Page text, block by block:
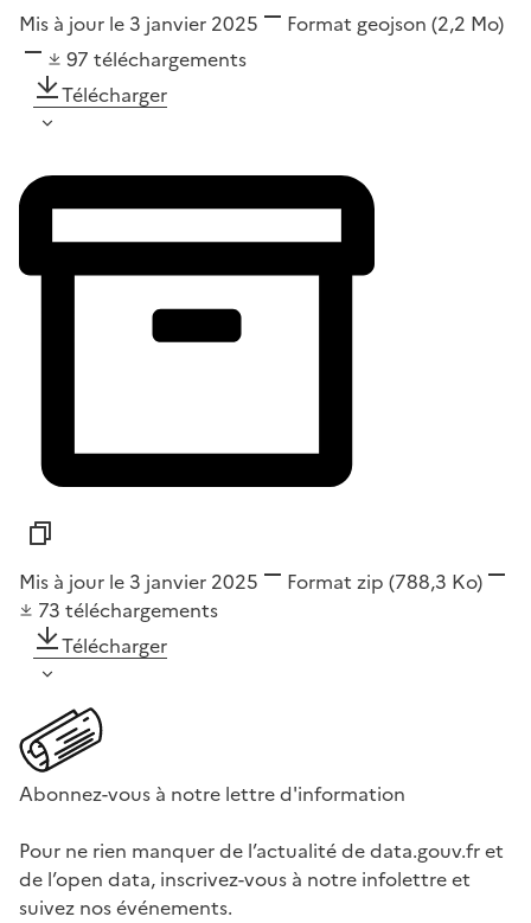
Mis à jour le 3 janvier 2025 Format geojson (2,2 Mo)
97 téléchargements
Télécharger
Mis à jour le 3 janvier 2025 Format zip (788,3 Ko)
73 téléchargements
Télécharger
Abonnez-vous à notre lettre d'information
Pour ne rien manquer de l’actualité de data.gouv.fr et
de l’open data, inscrivez-vous à notre infolettre et
suivez nos événements.